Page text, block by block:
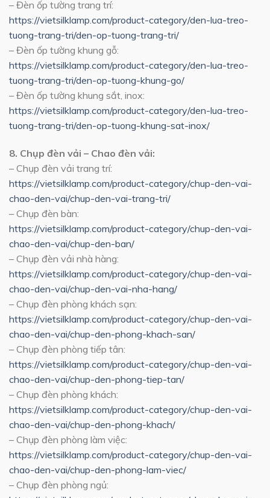
– Đèn ốp tường trang trí:
https://vietsilklamp.com/product-category/den-lua-treo-
tuong-trang-tri/den-op-tuong-trang-tri/
– Đèn ốp tường khung gỗ:
https://vietsilklamp.com/product-category/den-lua-treo-
tuong-trang-tri/den-op-tuong-khung-go/
– Đèn ốp tường khung sắt, inox:
https://vietsilklamp.com/product-category/den-lua-treo-
tuong-trang-tri/den-op-tuong-khung-sat-inox/
8. Chụp đèn vải – Chao đèn vải:
– Chụp đèn vải trang trí:
https://vietsilklamp.com/product-category/chup-den-vai-
chao-den-vai/chup-den-vai-trang-tri/
– Chụp đèn bàn:
https://vietsilklamp.com/product-category/chup-den-vai-
chao-den-vai/chup-den-ban/
– Chụp đèn vải nhà hàng:
https://vietsilklamp.com/product-category/chup-den-vai-
chao-den-vai/chup-den-vai-nha-hang/
– Chụp đèn phòng khách sạn:
https://vietsilklamp.com/product-category/chup-den-vai-
chao-den-vai/chup-den-phong-khach-san/
– Chụp đèn phòng tiếp tân:
https://vietsilklamp.com/product-category/chup-den-vai-
chao-den-vai/chup-den-phong-tiep-tan/
– Chụp đèn phòng khách:
https://vietsilklamp.com/product-category/chup-den-vai-
chao-den-vai/chup-den-phong-khach/
– Chụp đèn phòng làm việc:
https://vietsilklamp.com/product-category/chup-den-vai-
chao-den-vai/chup-den-phong-lam-viec/
– Chụp đèn phòng ngủ: